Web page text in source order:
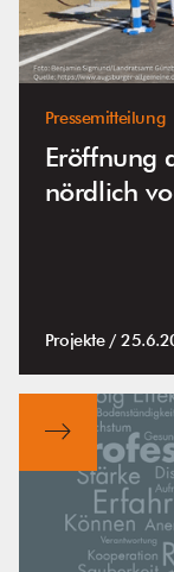
Pressemitteilung
Eröffnung
nördlich
Projekte /